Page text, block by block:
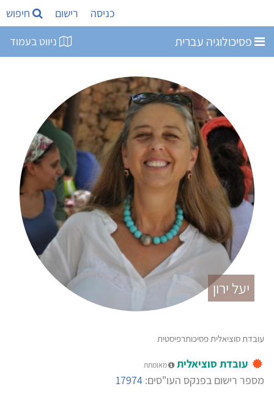
כניסה רישום חיפוש
פסיכולוגיה עברית ניווט בעמוד
יעל ירון
עובדת סוציאלית פסיכותרפיסטית
עובדת סוציאלית מאומתת
מספר רישום בפנקס העו"סים: 17974